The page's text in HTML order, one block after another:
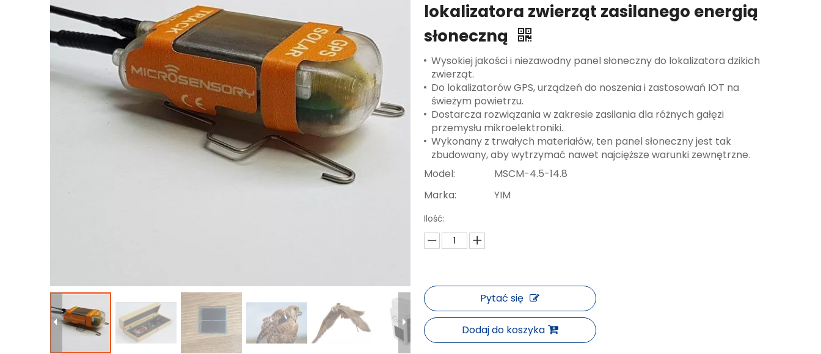
lokalizatora zwierząt zasilanego energią
słoneczną
Wysokiej jakości i niezawodny panel słoneczny do lokalizatora dzikich
zwierząt.
Do lokalizatorów GPS, urządzeń do noszenia i zastosowań IOT na
świeżym powietrzu.
Dostarcza rozwiązania w zakresie zasilania dla różnych gałęzi
przemysłu mikroelektroniki.
Wykonany z trwałych materiałów, ten panel słoneczny jest tak
zbudowany, aby wytrzymać nawet najcięższe warunki zewnętrzne.
Model:
MSCM-4.5-14.8
Marka:
YIM
Ilość:
Pytać się
Dodaj do koszyka